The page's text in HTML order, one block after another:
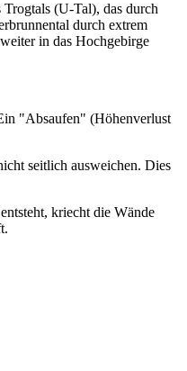
(U-Tal), das durch
durch extrem
in das Hochgebirge
"Absaufen" (Höhenverlust
seitlich ausweichen. Dies
kriecht die Wände